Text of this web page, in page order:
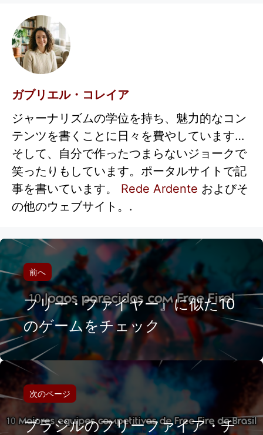
ガブリエル・コレイア
ジャーナリズムの学位を持ち、魅力的なコン
テンツを書くことに日々を費やしています…
そして、自分で作ったつまらないジョークで
笑ったりもしています。ポータルサイトで記
事を書いています。 Rede Ardente およびそ
の他のウェブサイト。.
前へ
フリー・ファイヤー』に似た10
のゲームをチェック
次のページ
ブラジルのフリーファイア・チ